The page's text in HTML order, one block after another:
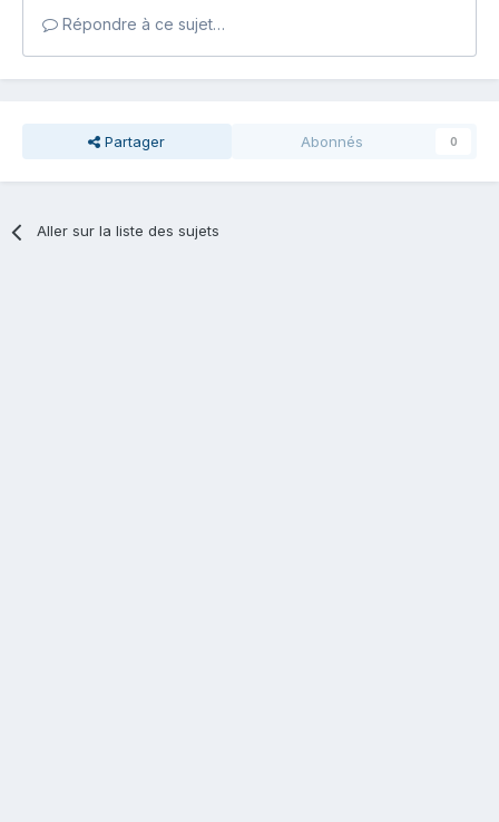
Répondre à ce sujet…
Partager Abonnés 0
Aller sur la liste des sujets